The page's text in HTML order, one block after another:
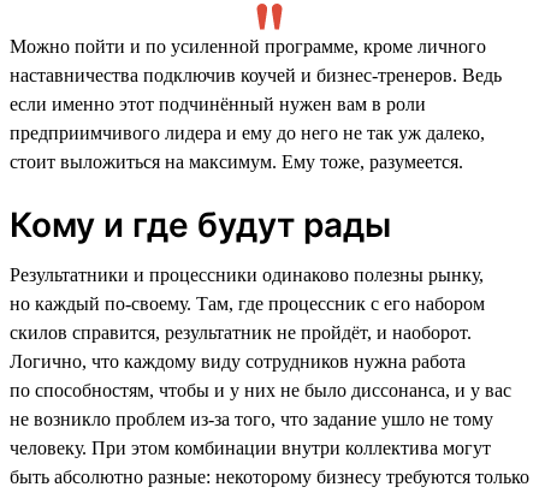
Можно пойти и по усиленной программе, кроме личного
наставничества подключив коучей и бизнес-тренеров. Ведь
если именно этот подчинённый нужен вам в роли
предприимчивого лидера и ему до него не так уж далеко,
стоит выложиться на максимум. Ему тоже, разумеется.
Кому и где будут рады
Результатники и процессники одинаково полезны рынку,
но каждый по-своему. Там, где процессник с его набором
скилов справится, результатник не пройдёт, и наоборот.
Логично, что каждому виду сотрудников нужна работа
по способностям, чтобы и у них не было диссонанса, и у вас
не возникло проблем из-за того, что задание ушло не тому
человеку. При этом комбинации внутри коллектива могут
быть абсолютно разные: некоторому бизнесу требуются только